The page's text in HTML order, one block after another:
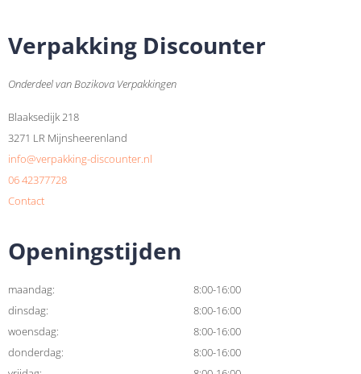
Verpakking Discounter
Onderdeel van Bozikova Verpakkingen
Blaaksedijk 218
3271 LR Mijnsheerenland
info@verpakking-discounter.nl
06 42377728
Contact
Openingstijden
maandag:
8:00-16:00
dinsdag:
8:00-16:00
woensdag:
8:00-16:00
donderdag:
8:00-16:00